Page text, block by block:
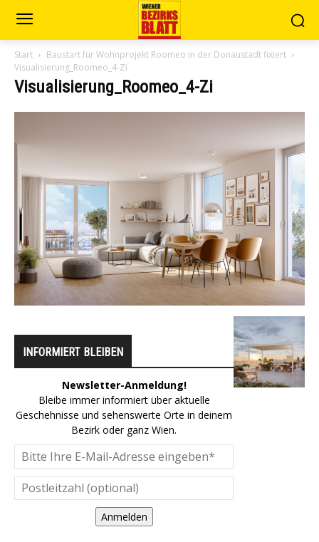
Start
Baustart für Wohnprojekt Roomeo in der Donaustadt fixiert
Visualisierung_Roomeo_4-Zi
Visualisierung_Roomeo_4-Zi
INFORMIERT BLEIBEN
Newsletter-Anmeldung!
Bleibe immer informiert über aktuelle
Geschehnisse und sehenswerte Orte in deinem
Bezirk oder ganz Wien.
Anmelden